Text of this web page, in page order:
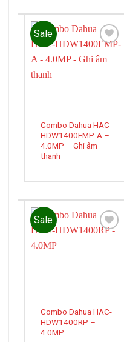
Sale
wishlist
Combo Dahua HAC-
HDW1400EMP-A –
4.0MP – Ghi âm
thanh
Sale
Combo Dahua HAC-
HDW1400RP –
4.0MP